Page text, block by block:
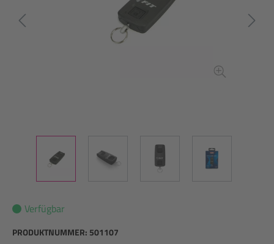
Verfügbar
PRODUKTNUMMER: 501107